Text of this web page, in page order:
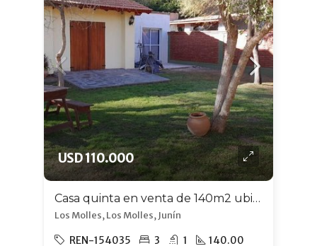
USD 110.000
Casa quinta en venta de 140m2 ubicado en Los Molles
Los Molles, Los Molles, Junín
REN-154035 3 1 140.00